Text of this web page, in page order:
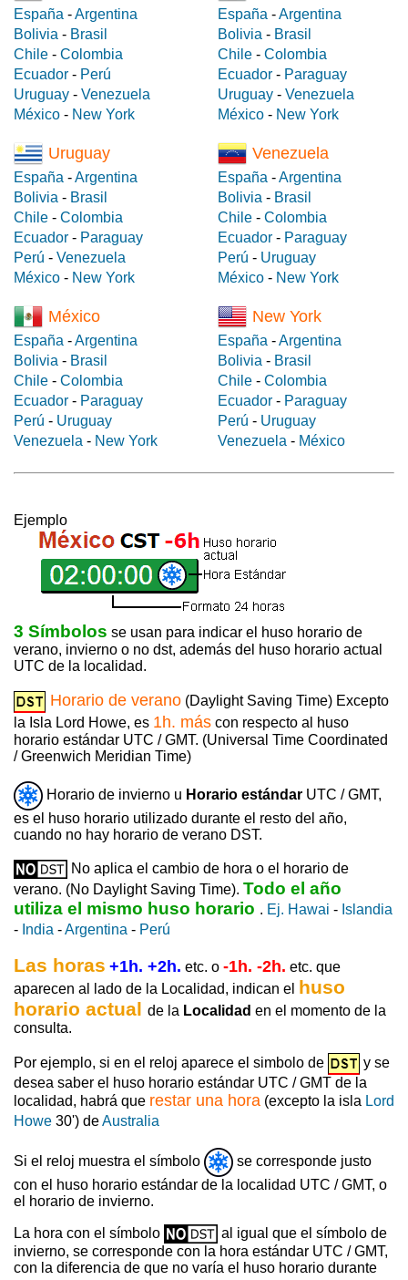
España -Argentina
Bolivia - Brasil
Chile - Colombia
Ecuador - Perú
Uruguay - Venezuela
México - New York
España -Argentina
Bolivia - Brasil
Chile - Colombia
Ecuador - Paraguay
Uruguay - Venezuela
México - New York
Uruguay
España -Argentina
Bolivia - Brasil
Chile - Colombia
Ecuador - Paraguay
Perú - Venezuela
México - New York
Venezuela
España -Argentina
Bolivia - Brasil
Chile - Colombia
Ecuador - Paraguay
Perú - Uruguay
México - New York
México
España -Argentina
Bolivia - Brasil
Chile - Colombia
Ecuador - Paraguay
Perú - Uruguay
Venezuela - New York
New York
España -Argentina
Bolivia - Brasil
Chile - Colombia
Ecuador - Paraguay
Perú - Uruguay
Venezuela - México
Ejemplo
3 Símbolos se usan para indicar el huso horario de
verano, invierno o no dst, además del huso horario actual
UTC de la localidad.
Horario de verano (Daylight Saving Time) Excepto
la Isla Lord Howe, es 1h. más con respecto al huso
horario estándar UTC / GMT. (Universal Time Coordinated
/ Greenwich Meridian Time)
Horario de invierno u Horario estándar UTC / GMT,
es el huso horario utilizado durante el resto del año,
cuando no hay horario de verano DST.
No aplica el cambio de hora o el horario de
verano. (No Daylight Saving Time). Todo el año
utiliza el mismo huso horario . Ej. Hawai - Islandia
- India -Argentina - Perú
Las horas +1h. +2h. etc. o -1h. -2h. etc. que
aparecen al lado de la Localidad, indican el huso
horario actual de la Localidad en el momento de la
consulta.
Por ejemplo, si en el reloj aparece el simbolo de
y se
desea saber el huso horario estándar UTC / GMT de la
localidad, habrá que restar una hora (excepto la isla Lord
Howe 30') deAustralia
Si el reloj muestra el símbolo
se corresponde justo
con el huso horario estándar de la localidad UTC / GMT, o
el horario de invierno.
La hora con el símbolo
al igual que el símbolo de
invierno, se corresponde con la hora estándar UTC / GMT,
con la diferencia de que no varía el huso horario durante